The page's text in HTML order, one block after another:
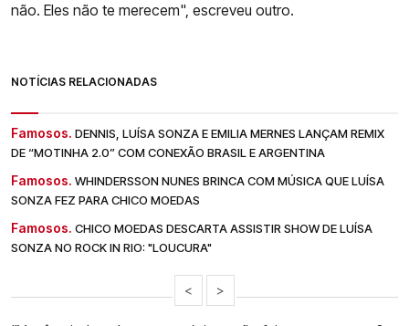
não. Eles não te merecem", escreveu outro.
NOTÍCIAS RELACIONADAS
Famosos. DENNIS, LUÍSA SONZA E EMILIA MERNES LANÇAM REMIX
DE “MOTINHA 2.0” COM CONEXÃO BRASIL E ARGENTINA
Famosos. WHINDERSSON NUNES BRINCA COM MÚSICA QUE LUÍSA
SONZA FEZ PARA CHICO MOEDAS
Famosos. CHICO MOEDAS DESCARTA ASSISTIR SHOW DE LUÍSA
SONZA NO ROCK IN RIO: "LOUCURA"
< >